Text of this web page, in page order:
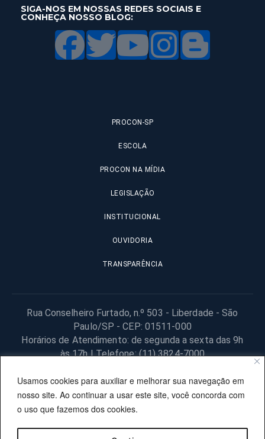
Usamos cookies para auxiliar e melhorar sua navegação em
nosso site. Ao continuar a usar este site, você concorda com
o uso que fazemos dos cookies.
SIGA-NOS EM NOSSAS REDES SOCIAIS E
CONHEÇA NOSSO BLOG:
PROCON-SP
ESCOLA
PROCON NA MÍDIA
LEGISLAÇÃO
INSTITUCIONAL
OUVIDORIA
TRANSPARÊNCIA
Rua Conselheiro Furtado, n.º 503 - Liberdade - São
Paulo/SP - CEP: 01511-000
Horários de Atendimento: de segunda a sexta das 9h
às 17h | Telefone: (11) 3824-7000
© 2025 Fundação Procon – SP – Todos os direitos reservados. |
Site desenvolvido pela PRODESP.